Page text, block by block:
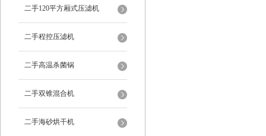
二手120平方厢式压滤机
二手程控压滤机
二手高温杀菌锅
二手双锥混合机
二手海砂烘干机